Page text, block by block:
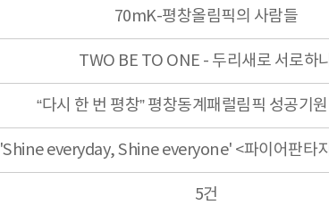
70mK-평창올림픽의 사람들
TWO BE TO ONE - 두리새로 서로하
“다시 한 번 평창” 평창동계패럴림픽 성공기
'Shine everyday, Shine everyone' <파이어판타
5건